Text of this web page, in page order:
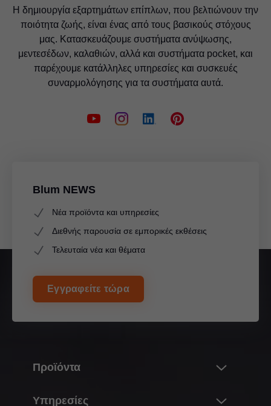
Η δημιουργία εξαρτημάτων επίπλων, που βελτιώνουν την
ποιότητα ζωής, είναι ένας από τους βασικούς στόχους
μας. Κατασκευάζουμε συστήματα ανύψωσης,
μεντεσέδων, καλαθιών, αλλά και συστήματα pocket, και
παρέχουμε κατάλληλες υπηρεσίες και συσκευές
συναρμολόγησης για τα συστήματα αυτά.
Blum NEWS
Νέα προϊόντα και υπηρεσίες
Διεθνής παρουσία σε εμπορικές εκθέσεις
Τελευταία νέα και θέματα
Εγγραφείτε τώρα
Προϊόντα
Υπηρεσίες